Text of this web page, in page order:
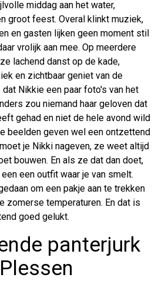
middag aan het water,
groot feest. Overal klinkt muziek,
en gasten lijken geen moment stil
vrolijk aan mee. Op meerdere
lachend danst op de kade,
en zichtbaar geniet van de
Nikkie een paar foto's van het
zou niemand haar geloven dat
gehad en niet de hele avond wild
beelden geven wel een ontzettend
je Nikki nageven, ze weet altijd
bouwen. En als ze dat dan doet,
een outfit waar je van smelt.
om een pakje aan te trekken
zomerse temperaturen. En dat is
goed gelukt.
panterjurk